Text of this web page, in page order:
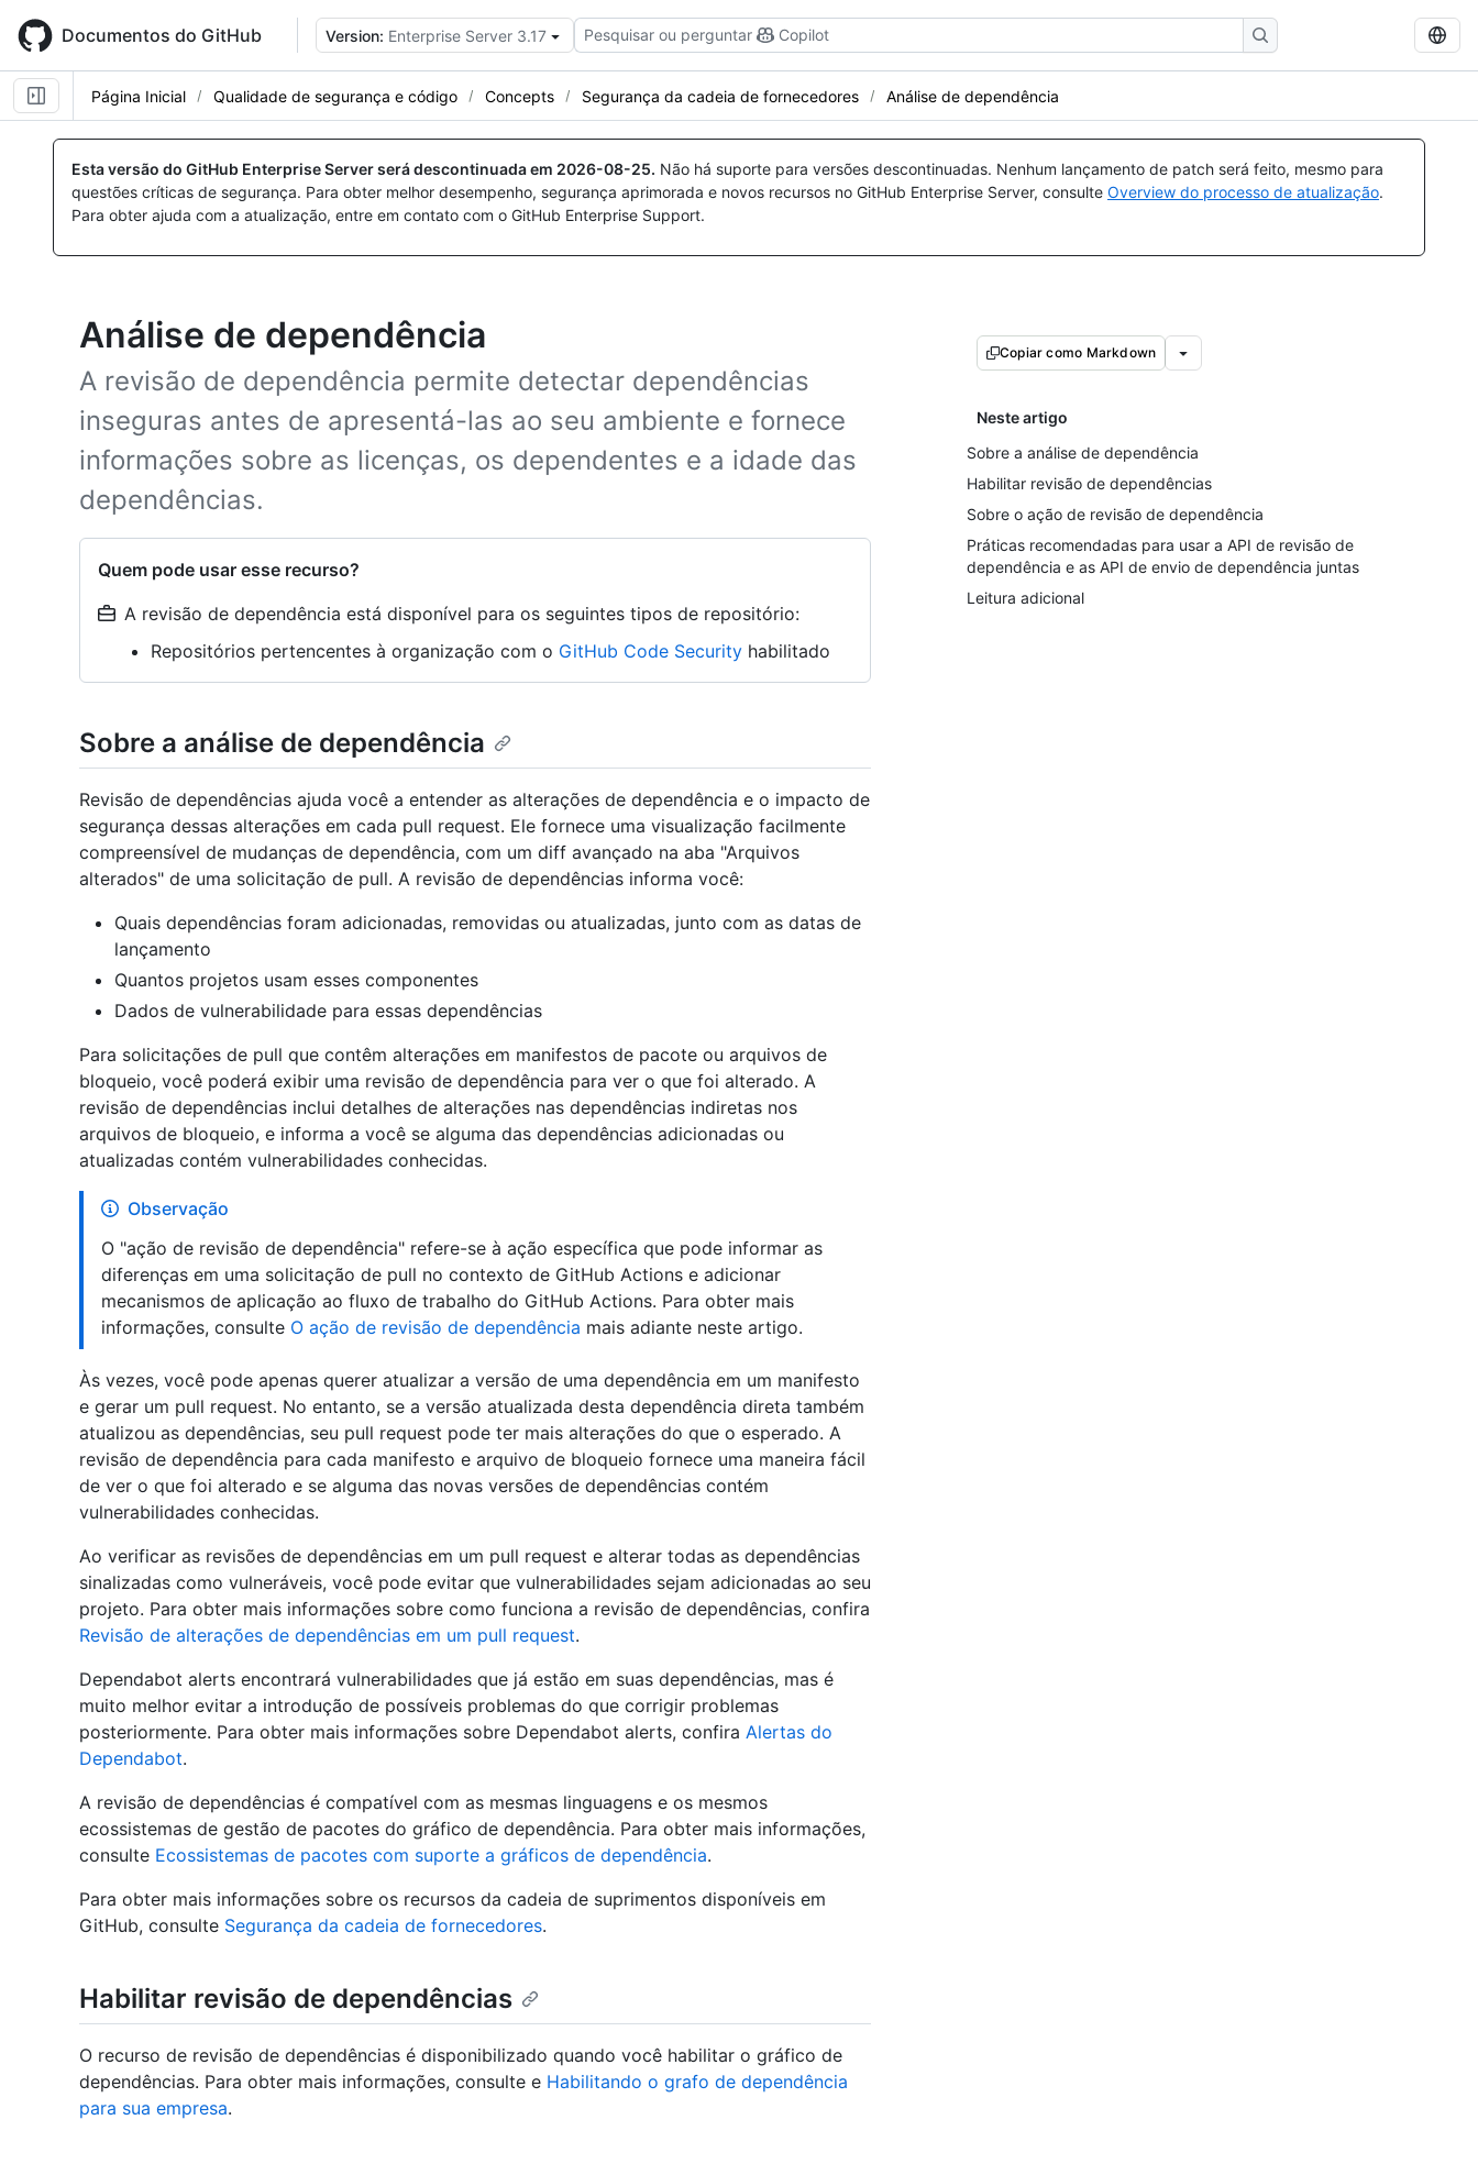
main
content
Documentos do GitHub Version: Enterprise Server 3.17 Pesquisar ou perguntar Copilot
Página Inicial Qualidade de segurança e código Concepts Segurança da cadeia de fornecedores Análise de dependência
Esta versão do GitHub Enterprise Server será descontinuada em 2026-08-25. Não há suporte para versões descontinuadas. Nenhum lançamento de patch será feito, mesmo para
questões críticas de segurança. Para obter melhor desempenho, segurança aprimorada e novos recursos no GitHub Enterprise Server, consulte Overview do processo de atualização.
Para obter ajuda com a atualização, entre em contato com o GitHub Enterprise Support.
Análise de dependência
A revisão de dependência permite detectar dependências
inseguras antes de apresentá-las ao seu ambiente e fornece
informações sobre as licenças, os dependentes e a idade das
dependências.
Quem pode usar esse recurso?
A revisão de dependência está disponível para os seguintes tipos de repositório:
Repositórios pertencentes à organização com o GitHub Code Security habilitado
Copiar como Markdown
Neste artigo
Sobre a análise de dependência
Habilitar revisão de dependências
Sobre o ação de revisão de dependência
Práticas recomendadas para usar a API de revisão de
dependência e as API de envio de dependência juntas
Leitura adicional
Sobre a análise de dependência
Revisão de dependências ajuda você a entender as alterações de dependência e o impacto de
segurança dessas alterações em cada pull request. Ele fornece uma visualização facilmente
compreensível de mudanças de dependência, com um diff avançado na aba "Arquivos
alterados" de uma solicitação de pull. A revisão de dependências informa você:
Quais dependências foram adicionadas, removidas ou atualizadas, junto com as datas de
lançamento
Quantos projetos usam esses componentes
Dados de vulnerabilidade para essas dependências
Para solicitações de pull que contêm alterações em manifestos de pacote ou arquivos de
bloqueio, você poderá exibir uma revisão de dependência para ver o que foi alterado. A
revisão de dependências inclui detalhes de alterações nas dependências indiretas nos
arquivos de bloqueio, e informa a você se alguma das dependências adicionadas ou
atualizadas contém vulnerabilidades conhecidas.
Observação
O "ação de revisão de dependência" refere-se à ação específica que pode informar as
diferenças em uma solicitação de pull no contexto de GitHub Actions e adicionar
mecanismos de aplicação ao fluxo de trabalho do GitHub Actions. Para obter mais
informações, consulte O ação de revisão de dependência mais adiante neste artigo.
Às vezes, você pode apenas querer atualizar a versão de uma dependência em um manifesto
e gerar um pull request. No entanto, se a versão atualizada desta dependência direta também
atualizou as dependências, seu pull request pode ter mais alterações do que o esperado. A
revisão de dependência para cada manifesto e arquivo de bloqueio fornece uma maneira fácil
de ver o que foi alterado e se alguma das novas versões de dependências contém
vulnerabilidades conhecidas.
Ao verificar as revisões de dependências em um pull request e alterar todas as dependências
sinalizadas como vulneráveis, você pode evitar que vulnerabilidades sejam adicionadas ao seu
projeto. Para obter mais informações sobre como funciona a revisão de dependências, confira
Revisão de alterações de dependências em um pull request.
Dependabot alerts encontrará vulnerabilidades que já estão em suas dependências, mas é
muito melhor evitar a introdução de possíveis problemas do que corrigir problemas
posteriormente. Para obter mais informações sobre Dependabot alerts, confira Alertas do
Dependabot.
A revisão de dependências é compatível com as mesmas linguagens e os mesmos
ecossistemas de gestão de pacotes do gráfico de dependência. Para obter mais informações,
consulte Ecossistemas de pacotes com suporte a gráficos de dependência.
Para obter mais informações sobre os recursos da cadeia de suprimentos disponíveis em
GitHub, consulte Segurança da cadeia de fornecedores.
Habilitar revisão de dependências
O recurso de revisão de dependências é disponibilizado quando você habilitar o gráfico de
dependências. Para obter mais informações, consulte e Habilitando o grafo de dependência
para sua empresa.